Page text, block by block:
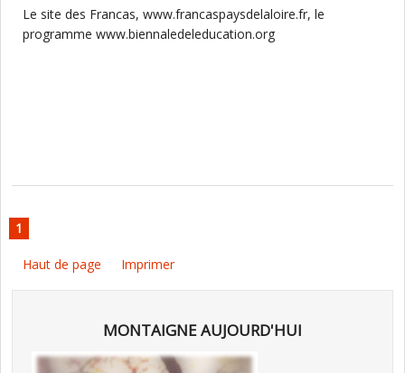
Le site des Francas, www.francaspaysdelaloire.fr, le
programme www.biennaledeleducation.org
1
Haut de page Imprimer
MONTAIGNE AUJOURD'HUI